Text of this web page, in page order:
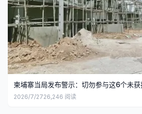
柬埔寨当局发布警示：切勿参与这6个未获
2026/7/2726,246 阅读